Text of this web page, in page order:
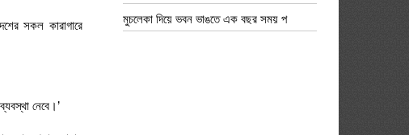
সকল কারাগারে
নেবে।’
মুচলেকা দিয়ে ভবন ভাঙতে এক বছর সময় প